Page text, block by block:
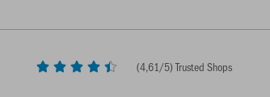
(4,61/5) Trusted Shops